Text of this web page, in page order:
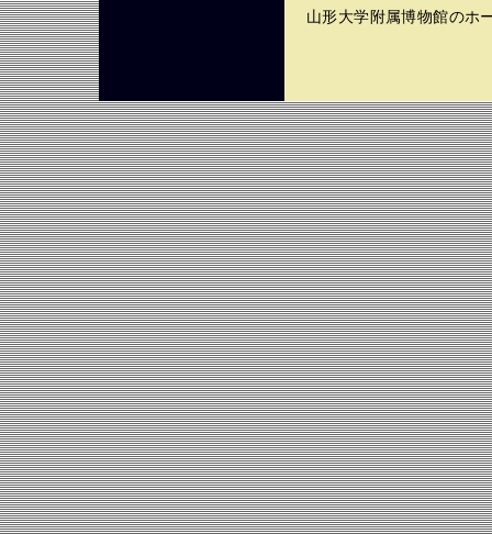
山形大学附属博物館のホ